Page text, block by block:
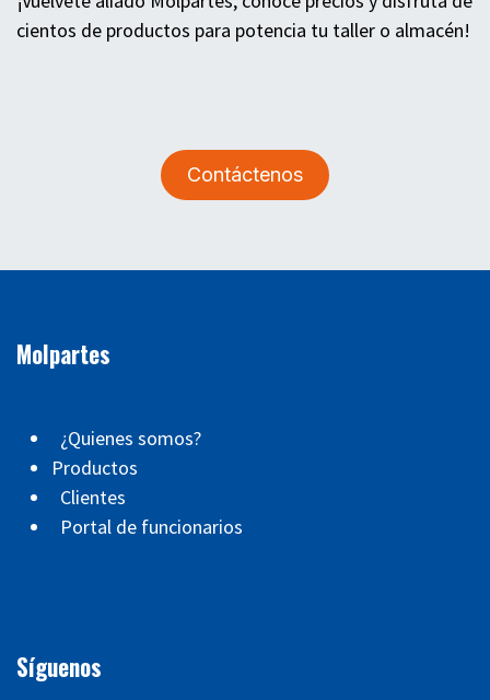
cientos de productos para potencia tu taller o almacén!
Contáctenos
Molpartes
¿Quienes somos?
Productos
Clientes
Portal de funcionarios
Síguenos